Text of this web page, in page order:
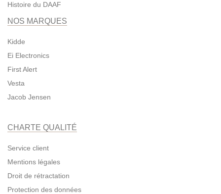
Histoire du DAAF
NOS MARQUES
Kidde
Ei Electronics
First Alert
Vesta
Jacob Jensen
CHARTE QUALITÉ
Service client
Mentions légales
Droit de rétractation
Protection des données